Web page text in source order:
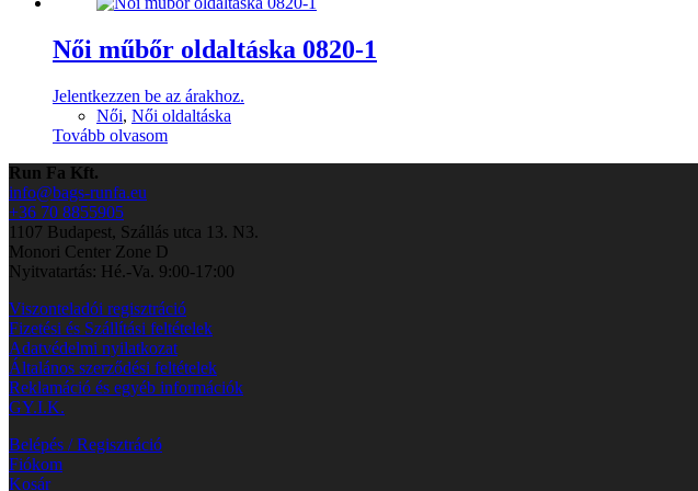
Női műbőr oldaltáska 0820-1
Jelentkezzen be az árakhoz.
Női, Női oldaltáska
Tovább olvasom
Run Fa Kft.
info@bags-runfa.eu
+36 70 8855905
1107 Budapest, Szállás utca 13. N3.
Monori Center Zone D
Nyitvatartás: Hé.-Va. 9:00-17:00
Viszonteladói regisztráció
Fizetési és Szállítási feltételek
Adatvédelmi nyilatkozat
Általános szerződési feltételek
Reklamáció és egyéb információk
GY.I.K.
Belépés / Regisztráció
Fiókom
Kosár